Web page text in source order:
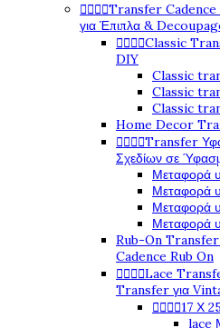
Transfer Cadence
για Έπιπλα &
Classic
DIY
Classic
Classic
Classic
Home Decor
Transfer
Σχεδίων σε
Μεταφορά
Μεταφορά
Μεταφορά
Μεταφορά
Rub-On Transfer
Cadence Rub On
Lace
Transfer για
17 Χ
lace